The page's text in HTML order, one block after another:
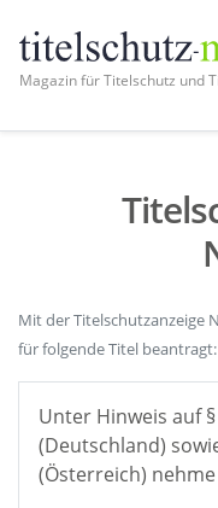
Magazin für Titelschutz und
Mit der Titelschutzanzeige
für folgende Titel beantragt:
Unter Hinweis auf
(Deutschland)
(Österreich)